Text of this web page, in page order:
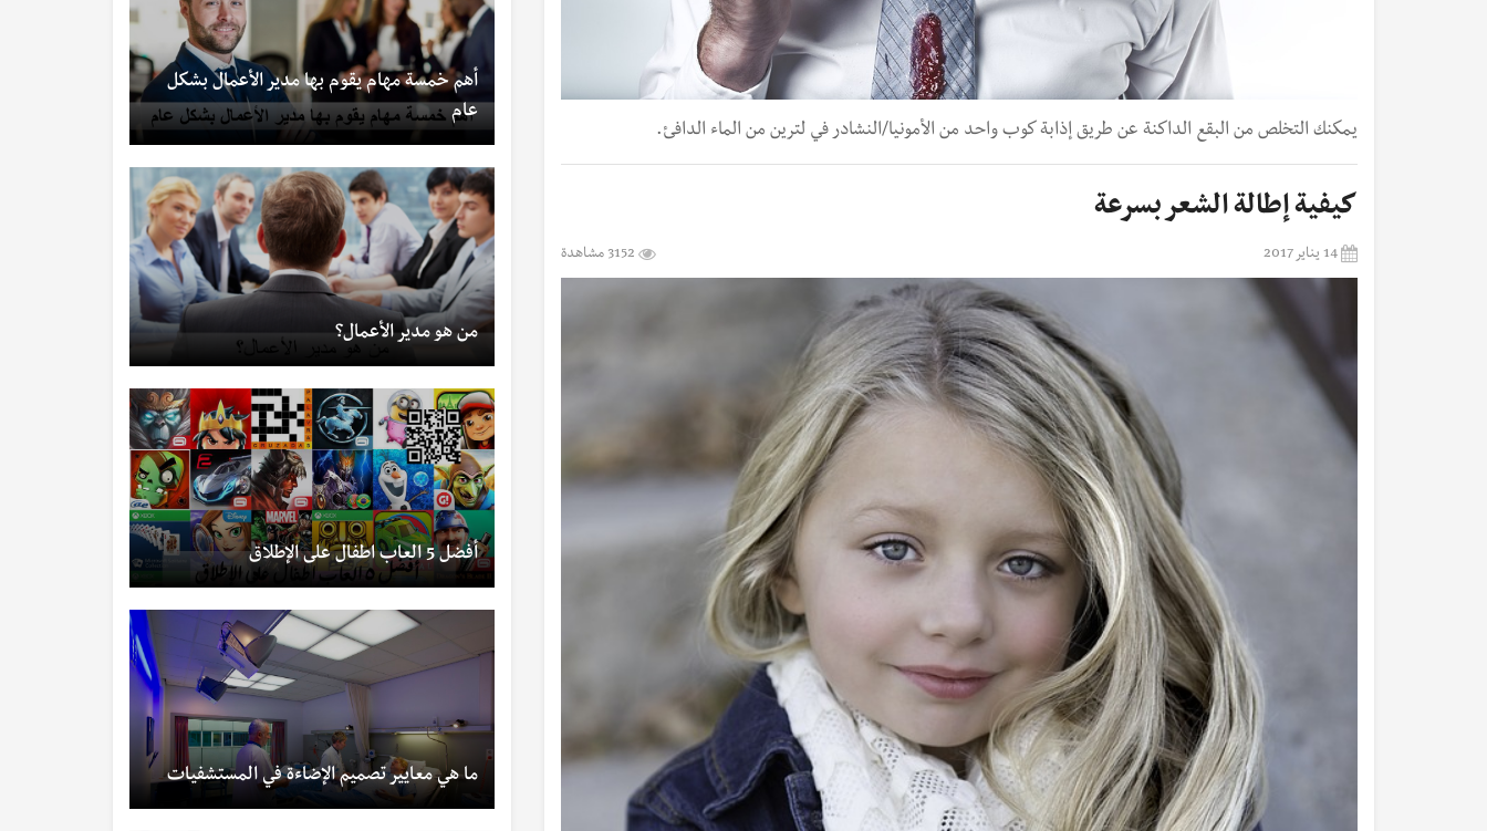
يمكنك التخلص من البقع الداكنة عن طريق إذابة كوب واحد من الأمونيا/النشادر في لترين من الماء الدافئ.
كيفية إطالة الشعر بسرعة
14 يناير 2017 3152 مشاهدة
أهم خمسة مهام يقوم بها مدير الأعمال بشكل
عام
من هو مدير الأعمال؟
أفضل 5 العاب اطفال على الإطلاق
ما هي معايير تصميم الإضاءة في المستشفيات